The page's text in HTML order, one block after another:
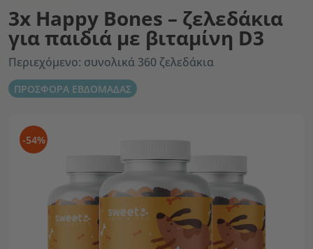
3x Happy Bones – ζελεδάκια
για παιδιά με βιταμίνη D3
Περιεχόμενο: συνολικά 360 ζελεδάκια
ΠΡΟΣΦΟΡΑ ΕΒΔΟΜΑΔΑΣ
-54%